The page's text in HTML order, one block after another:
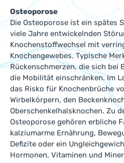
Osteoporose
Die Osteoporose ist ein spätes
viele Jahre entwickelnden
Knochenstoffwechsel mit
Knochengewebes. Typische
Rückenschmerzen, die sich bei
die Mobilität einschränken. Im
das Risko für Knochenbrüche
Wirbelkörpern, den
Oberschenkelhalsknochen. Zu
Osteoporose gehören erbliche
kalziumarme Ernährung,
Defizite oder ein
Hormonen, Vitaminen und